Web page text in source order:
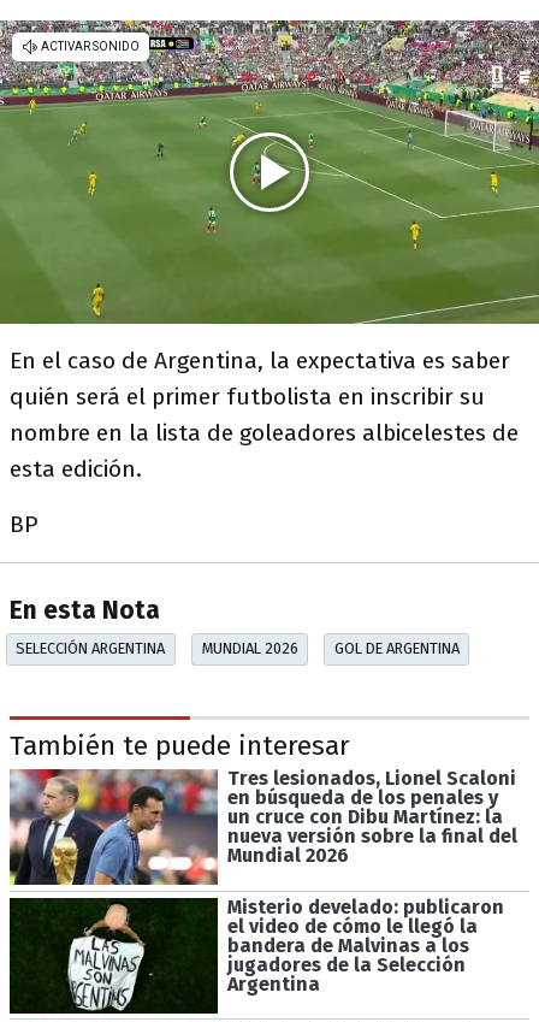
En el caso de Argentina, la expectativa es saber
quién será el primer futbolista en inscribir su
nombre en la lista de goleadores albicelestes de
esta edición.
BP
En esta Nota
SELECCIÓN ARGENTINA MUNDIAL 2026 GOL DE ARGENTINA
También te puede interesar
Tres lesionados, Lionel Scaloni
en búsqueda de los penales y
un cruce con Dibu Martínez: la
nueva versión sobre la final del
Mundial 2026
Misterio develado: publicaron
el video de cómo le llegó la
bandera de Malvinas a los
jugadores de la Selección
Argentina